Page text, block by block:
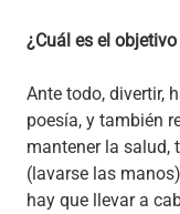
¿Cuál es el
Ante todo, divertir,
poesía, y también
mantener la salud,
(lavarse las
hay que llevar a